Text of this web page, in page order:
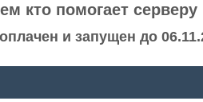
кто помогает серверу
и запущен до